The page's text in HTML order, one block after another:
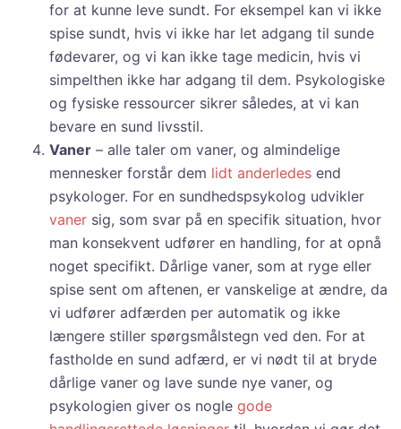
for at kunne leve sundt. For eksempel kan vi ikke
spise sundt, hvis vi ikke har let adgang til sunde
fødevarer, og vi kan ikke tage medicin, hvis vi
simpelthen ikke har adgang til dem. Psykologiske
og fysiske ressourcer sikrer således, at vi kan
bevare en sund livsstil.
Vaner – alle taler om vaner, og almindelige
mennesker forstår dem lidt anderledes end
psykologer. For en sundhedspsykolog udvikler
vaner sig, som svar på en specifik situation, hvor
man konsekvent udfører en handling, for at opnå
noget specifikt. Dårlige vaner, som at ryge eller
spise sent om aftenen, er vanskelige at ændre, da
vi udfører adfærden per automatik og ikke
længere stiller spørgsmålstegn ved den. For at
fastholde en sund adfærd, er vi nødt til at bryde
dårlige vaner og lave sunde nye vaner, og
psykologien giver os nogle gode